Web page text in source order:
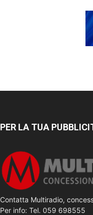
PER LA TUA
Contatta Multiradio,
Per info: Tel. 059 698555